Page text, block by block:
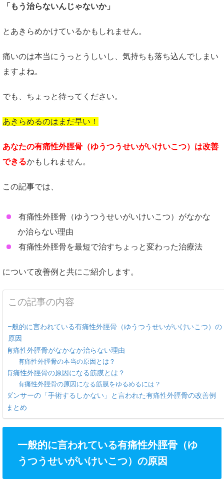
「もう治らないんじゃないか」
とあきらめかけているかもしれません。
痛いのは本当にうっとうしいし、気持ちも落ち込んでしまい
ますよね。
でも、ちょっと待ってください。
あきらめるのはまだ早い！
あなたの有痛性外脛骨（ゆうつうせいがいけいこつ）は改善
できるかもしれません。
この記事では、
有痛性外脛骨（ゆうつうせいがいけいこつ）がなかな
か治らない理由
有痛性外脛骨を最短で治すちょっと変わった治療法
について改善例と共にご紹介します。
この記事の内容
一般的に言われている有痛性外脛骨（ゆうつうせいがいけいこつ）の
原因
有痛性外脛骨がなかなか治らない理由
有痛性外脛骨の本当の原因とは？
有痛性外脛骨の原因になる筋膜とは？
有痛性外脛骨の原因になる筋膜をゆるめるには？
ダンサーの「手術するしかない」と言われた有痛性外脛骨の改善例
まとめ
一般的に言われている有痛性外脛骨（ゆ
うつうせいがいけいこつ）の原因